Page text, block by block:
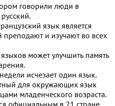
говорили люди в
язык является
и изучают во всех
может улучшить память
исчезает один язык.
для окружающих язык
младенческого возраста.
официальным в 21 стране.